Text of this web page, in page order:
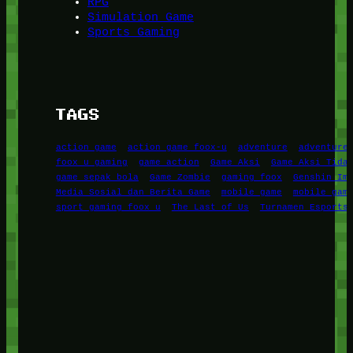
Simulation Game
Sports Gaming
TAGS
action game action game foox-u adventure
adventure
foox u gaming
game action Game Aksi
Game Aksi Tidak
game sepak bola
Game Zombie gaming foox
Genshin
Media Sosial dan Berita Game
mobile game
mobile
sport gaming foox u
The Last of Us Turnamen Esports